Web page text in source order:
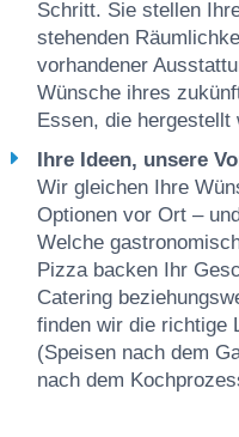
Schritt. Sie stellen
stehenden
vorhandener
Wünsche ihres
Essen, die hergestellt
Ihre Ideen, unsere
Wir gleichen Ihre
Optionen vor Ort –
Welche
Pizza backen Ihr
Catering
finden wir die richtige
(Speisen nach dem
nach dem